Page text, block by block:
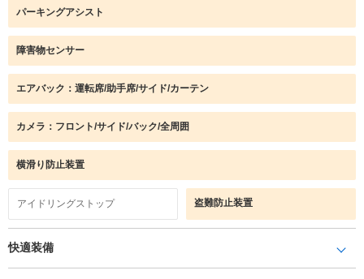
パーキングアシスト
障害物センサー
エアバック：運転席/助手席/サイド/カーテン
カメラ：フロント/サイド/バック/全周囲
横滑り防止装置
アイドリングストップ 盗難防止装置
快適装備